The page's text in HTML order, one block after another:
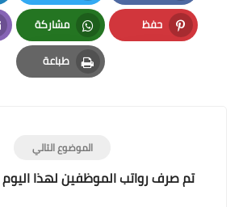
Facebook
Twitter
حفظ
Pinterest
مشاركة
Whatsapp
طباعة
Print
الموضوع التالي
تم صرف رواتب الموظفين لهذا اليوم 2022/10/24